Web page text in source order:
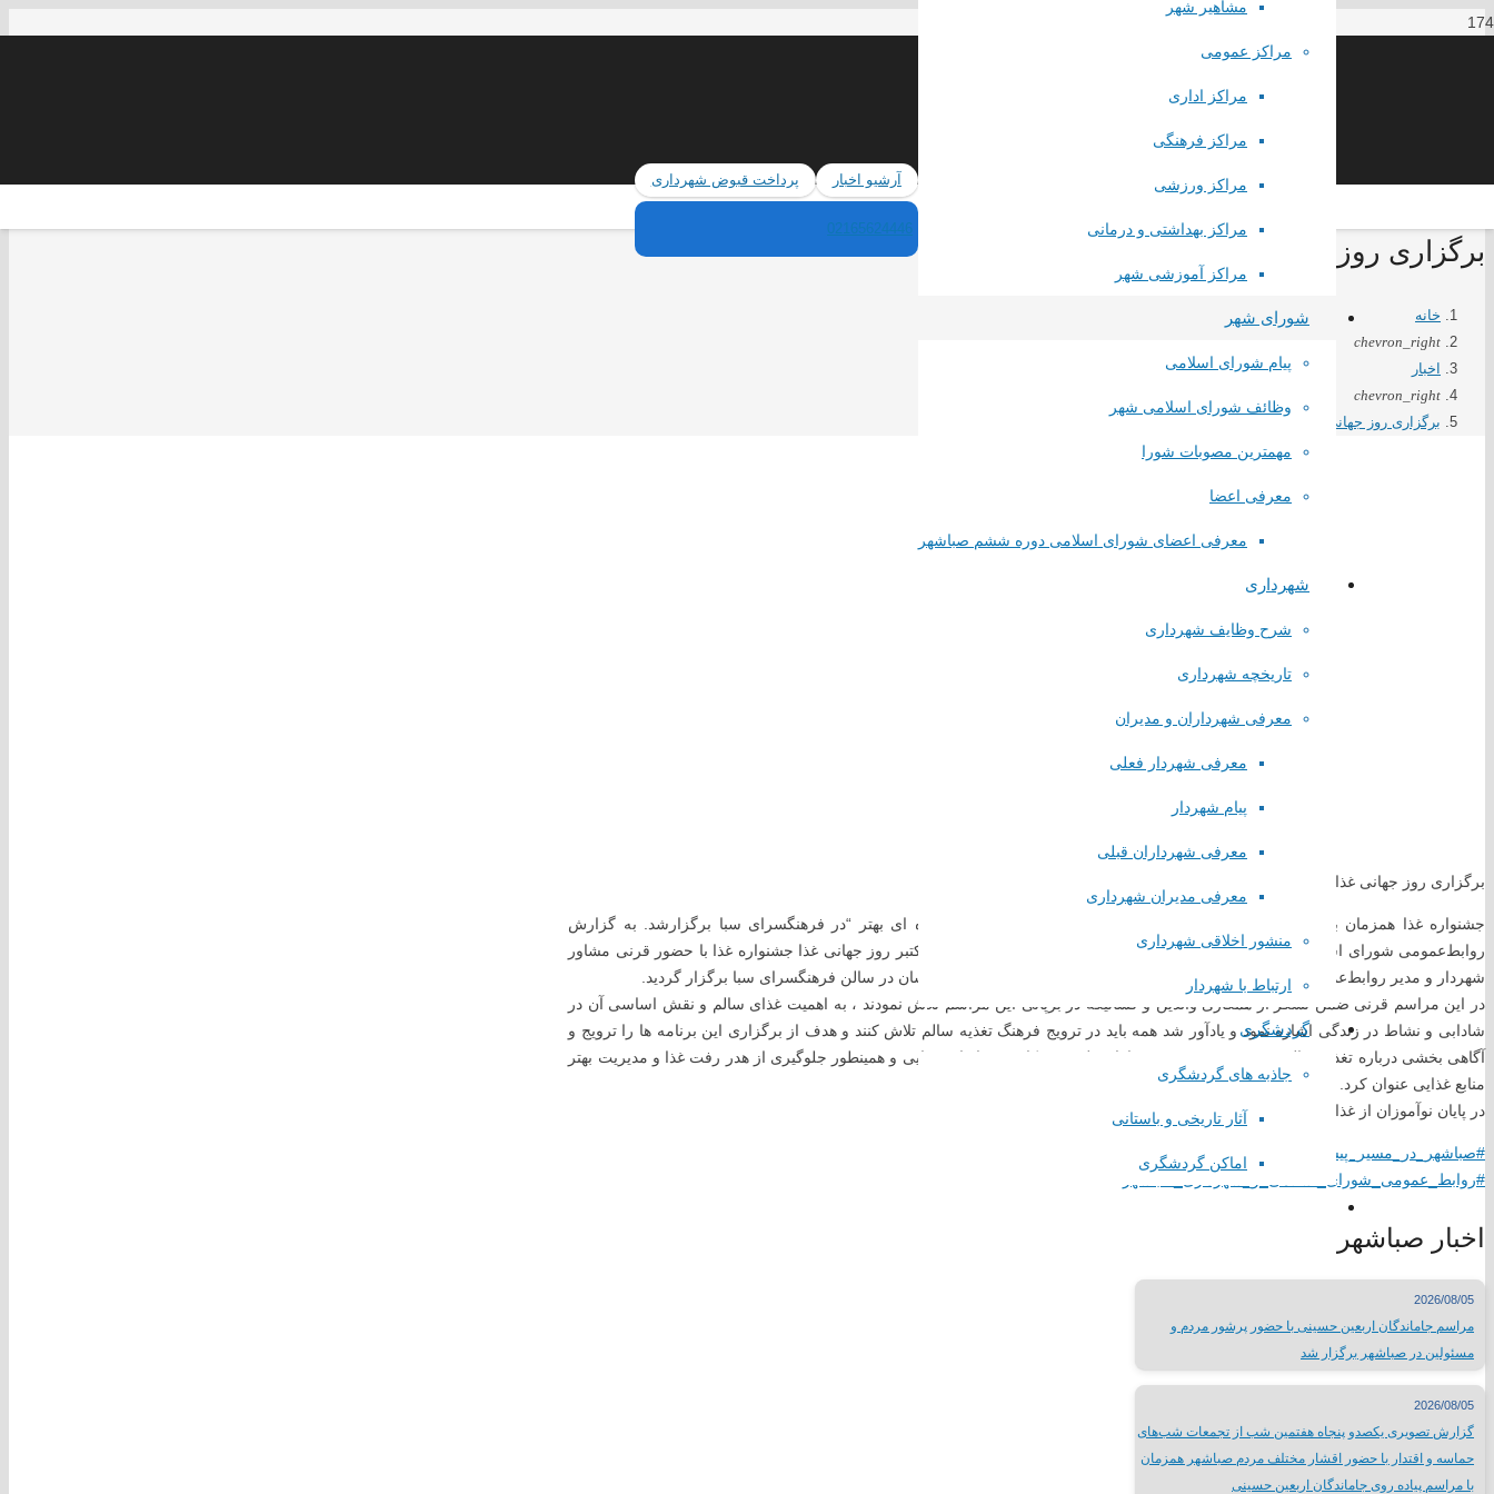
مشاهیر شهر
مراکز عمومی
مراکز اداری
مراکز فرهنگی
مراکز ورزشی
مراکز بهداشتی و درمانی
مراکز آموزشی شهر
شورای شهر
پیام شورای اسلامی
وظائف شورای اسلامی شهر
مهمترین مصوبات شورا
معرفی اعضا
معرفی اعضای شورای اسلامی دوره ششم صباشهر
شهرداری
شرح وظایف شهرداری
تاریخچه شهرداری
معرفی شهرداران و مدیران
معرفی شهردار فعلی
پیام شهردار
معرفی شهرداران قبلی
معرفی مدیران شهرداری
منشور اخلاقی شهرداری
ارتباط با شهردار
گردشگری
جاذبه های گردشگری
آثار تاریخی و باستانی
اماکن گردشگری
آرشیو اخبار پرداخت قبوض شهرداری
02165624446
برگزاری روز جهانی غذا در فرهنگسرای سبا
خانه
chevron_right
اخبار
chevron_right
برگزاری روز جهانی غذا در فرهنگسرای سبا
برگزاری روز جهانی غذا در فرهنگسرای سبا
جشنواره غذا همزمان با روز جهانی غذا با شعار ” حق داشتن غذا برای زندگی و آینده ای بهتر “در فرهنگسرای سبا برگزارشد. به گزارش
روابط‌عمومی شورای اسلامی و شهرداری صباشهر ،همزمان با ۲۴مهرماه مصادف با ۱۶اکتبر روز جهانی غذا جشنواره غذا با حضور قرنی مشاور
شهردار و مدیر روابط‌عمومی،امینی مسئول فرهنگسرا،مربی و نوآموزان به همراه والدینشان در سالن فرهنگسرای سبا برگزار گردید.
در این مراسم قرنی ضمن تشکر از همکاری والدین و کسانیکه در برپائی این مراسم تلاش نمودند ، به اهمیت غذای سالم و نقش اساسی آن در
شادابی و نشاط در زندگی اشاره نمود و یادآور شد همه باید در ترویج فرهنگ تغذیه سالم تلاش کنند و هدف از برگزاری این برنامه ها را ترویج و
آگاهی بخشی درباره تغذیه سالم و تشویق به مصرف غذاهای طبیعی و کاهش ضایعات غذایی و همینطور جلوگیری از هدر رفت غذا و مدیریت بهتر
منابع غذایی عنوان کرد.
در پایان نوآموزان از غذاهای سالمی که والدین آماده کرده بودند استفاده نمودند.
#صباشهر_در_مسیر_پیشرفت
#روابط_عمومی_شورای_اسلامی_و_شهرداری_صباشهر
اخبار صباشهر
2026/08/05
مراسم جاماندگان اربعین حسینی با حضور پرشور مردم و
مسئولین در صباشهر برگزار شد
2026/08/05
گزارش تصویری یکصدو پنجاه هفتمین شب از تجمعات شب‌های
حماسه و اقتدار با حضور اقشار مختلف مردم صباشهر همزمان
با مراسم پیاده روی جاماندگان اربعین حسینی
یگاه اطلاع رسانی مقام معظم رهبری
پایگاه اطلاع رسانی ریاست جمهوری
پایگاه مجلس شورای اسلامی
پایگاه قوه قضاییه کشور
سازمان شهرداری ها و دهیاری های کشور
استانداری تهران
همیاری شهرداری های تهران
لینک های گروهی
درگاه الکترونیکی مراجع تقلید
لیست سایتهای مذهبی
سایتهای فرهنگی کشور
مطبوعات کشور
شبکه های صدا و سیما
لینک های محلی
استانداری تهران
فرمانداری شهرستان شهریار